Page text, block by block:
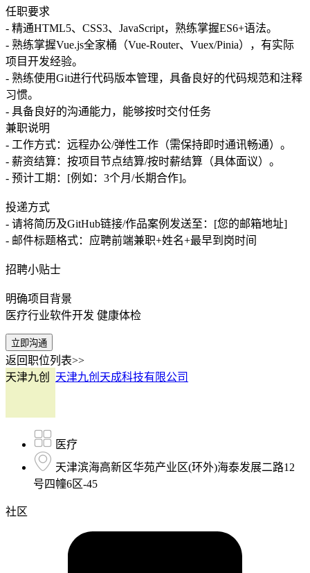
任职要求
- 精通HTML5、CSS3、JavaScript，熟练掌握ES6+语法。
- 熟练掌握Vue.js全家桶（Vue-Router、Vuex/Pinia），有实际
项目开发经验。
- 熟练使用Git进行代码版本管理，具备良好的代码规范和注释
习惯。
- 具备良好的沟通能力，能够按时交付任务
兼职说明
- 工作方式：远程办公/弹性工作（需保持即时通讯畅通）。
- 薪资结算：按项目节点结算/按时薪结算（具体面议）。
- 预计工期：[例如：3个月/长期合作]。
投递方式
- 请将简历及GitHub链接/作品案例发送至：[您的邮箱地址]
- 邮件标题格式：应聘前端兼职+姓名+最早到岗时间
招聘小贴士
明确项目背景
医疗行业软件开发 健康体检
立即沟通
返回职位列表>>
天津九创
天津九创天成科技有限公司
医疗
天津滨海高新区华苑产业区(环外)海泰发展二路12
号四幢6区-45
社区